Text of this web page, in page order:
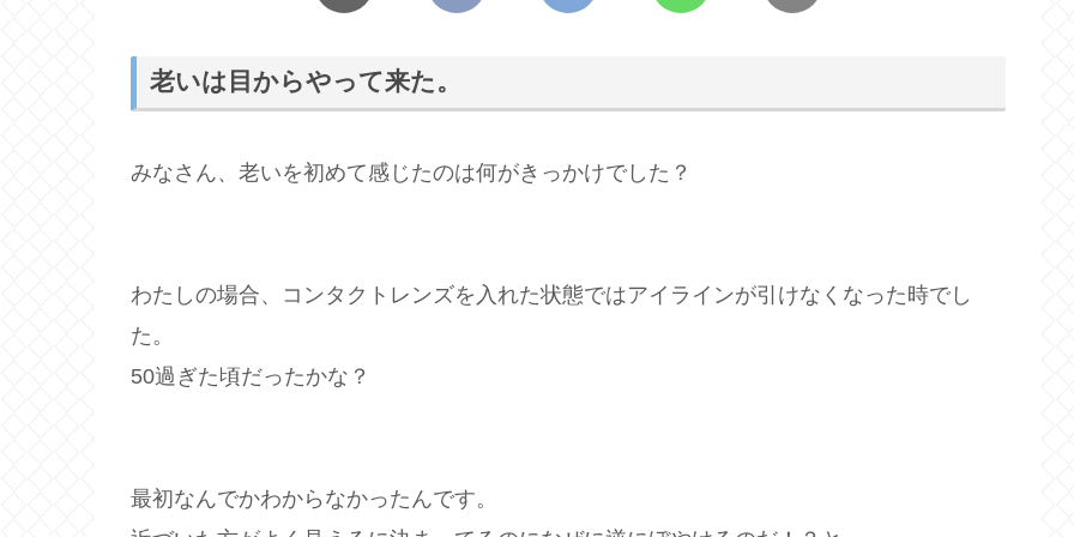
老いは目からやって来た。
みなさん、老いを初めて感じたのは何がきっかけでした？
わたしの場合、コンタクトレンズを入れた状態ではアイラインが引けなくなった時でし
た。
50過ぎた頃だったかな？
最初なんでかわからなかったんです。